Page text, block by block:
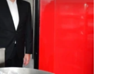
available